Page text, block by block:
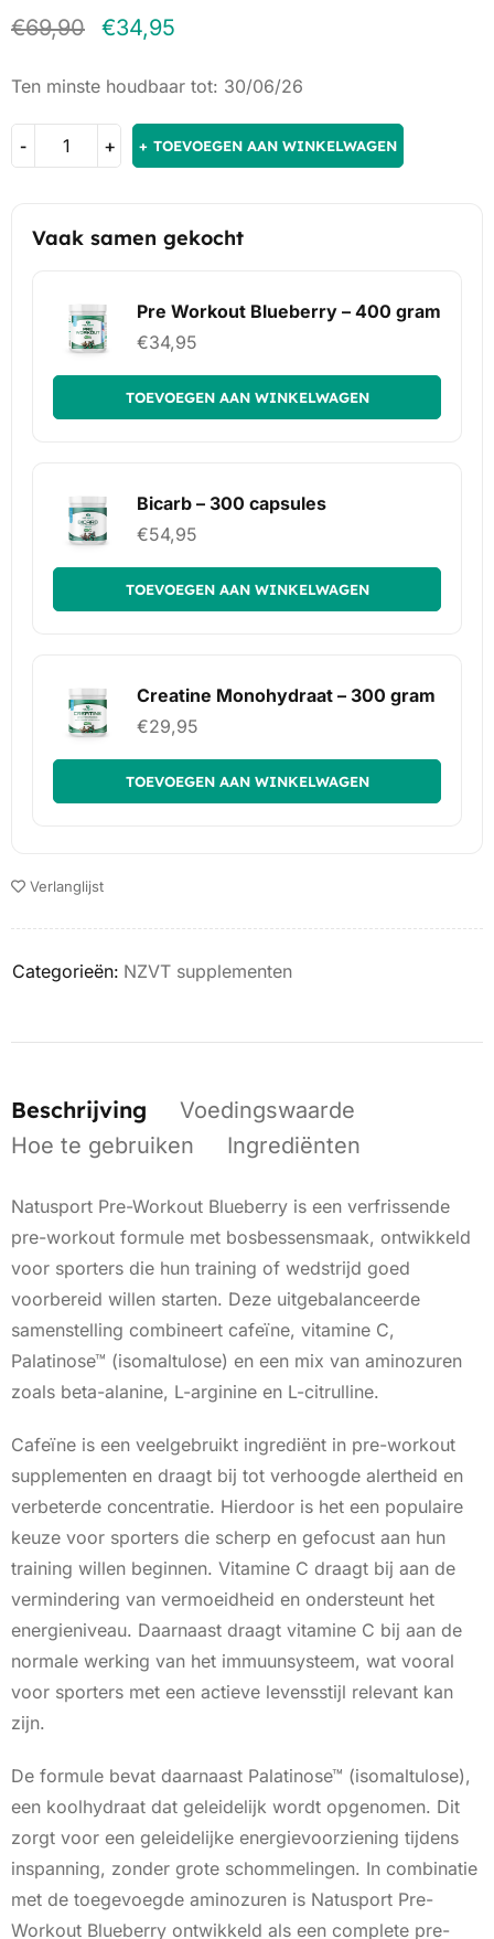
€69,90 €34,95
Ten minste houdbaar tot: 30/06/26
TOEVOEGEN AAN WINKELWAGEN
Vaak samen gekocht
Pre Workout Blueberry – 400 gram
€34,95
TOEVOEGEN AAN WINKELWAGEN
Bicarb – 300 capsules
€54,95
TOEVOEGEN AAN WINKELWAGEN
Creatine Monohydraat – 300 gram
€29,95
TOEVOEGEN AAN WINKELWAGEN
Verlanglijst
Categorieën: NZVT supplementen
Beschrijving
Voedingswaarde
Hoe te gebruiken
Ingrediënten
Natusport Pre-Workout Blueberry is een verfrissende
pre-workout formule met bosbessensmaak, ontwikkeld
voor sporters die hun training of wedstrijd goed
voorbereid willen starten. Deze uitgebalanceerde
samenstelling combineert cafeïne, vitamine C,
Palatinose™ (isomaltulose) en een mix van aminozuren
zoals beta-alanine, L-arginine en L-citrulline.
Cafeïne is een veelgebruikt ingrediënt in pre-workout
supplementen en draagt bij tot verhoogde alertheid en
verbeterde concentratie. Hierdoor is het een populaire
keuze voor sporters die scherp en gefocust aan hun
training willen beginnen. Vitamine C draagt bij aan de
vermindering van vermoeidheid en ondersteunt het
energieniveau. Daarnaast draagt vitamine C bij aan de
normale werking van het immuunsysteem, wat vooral
voor sporters met een actieve levensstijl relevant kan
zijn.
De formule bevat daarnaast Palatinose™ (isomaltulose),
een koolhydraat dat geleidelijk wordt opgenomen. Dit
zorgt voor een geleidelijke energievoorziening tijdens
inspanning, zonder grote schommelingen. In combinatie
met de toegevoegde aminozuren is Natusport Pre-
Workout Blueberry ontwikkeld als een complete pre-